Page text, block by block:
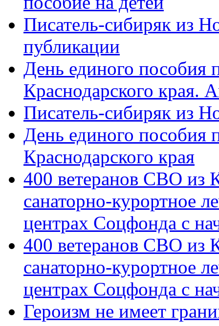
Писатель-сибиряк из
публикации
День единого пособия
Краснодарского края.
Писатель-сибиряк из
День единого пособия
Краснодарского края
400 ветеранов СВО из
санаторно-курортное
центрах Соцфонда с
400 ветеранов СВО из
санаторно-курортное
центрах Соцфонда с
Героизм не имеет